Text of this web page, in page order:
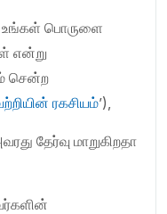
உங்கள் பொருளை
என்று
சென்ற
ரகசியம்’),
தேர்வு மாறுகிறதா